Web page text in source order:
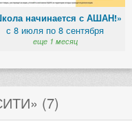
начинается с АШАН!»
с 8 июля по 8 сентября
еще 1 месяц
(7)